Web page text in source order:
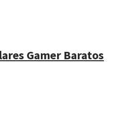
Gamer Baratos